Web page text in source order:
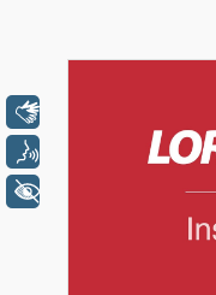
+ Acessibilidade